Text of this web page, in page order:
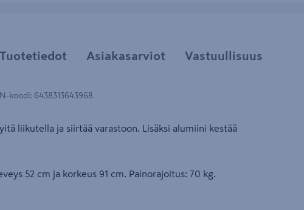
Tuotetiedot Asiakasarviot Vastuullisuus
koodi: 6438313643968
liikutella ja siirtää varastoon. Lisäksi alumiini kestää
52 cm ja korkeus 91 cm. Painorajoitus: 70 kg.